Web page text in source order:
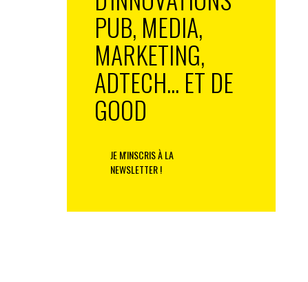
PUB, MEDIA,
MARKETING,
ADTECH... ET DE
GOOD
JE M'INSCRIS À LA
NEWSLETTER !